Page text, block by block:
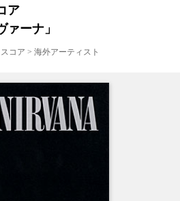
ア
ーナ」
コア > 海外アーティスト